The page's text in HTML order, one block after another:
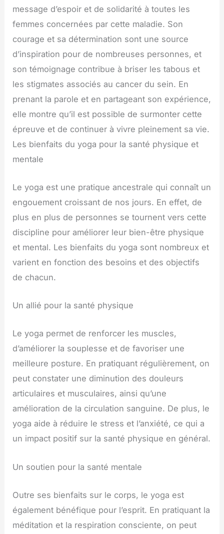
message d’espoir et de solidarité à toutes les
femmes concernées par cette maladie. Son
courage et sa détermination sont une source
d’inspiration pour de nombreuses personnes, et
son témoignage contribue à briser les tabous et
les stigmates associés au cancer du sein. En
prenant la parole et en partageant son expérience,
elle montre qu’il est possible de surmonter cette
épreuve et de continuer à vivre pleinement sa vie.
Les bienfaits du yoga pour la santé physique et
mentale
Le yoga est une pratique ancestrale qui connaît un
engouement croissant de nos jours. En effet, de
plus en plus de personnes se tournent vers cette
discipline pour améliorer leur bien-être physique
et mental. Les bienfaits du yoga sont nombreux et
varient en fonction des besoins et des objectifs
de chacun.
Un allié pour la santé physique
Le yoga permet de renforcer les muscles,
d’améliorer la souplesse et de favoriser une
meilleure posture. En pratiquant régulièrement, on
peut constater une diminution des douleurs
articulaires et musculaires, ainsi qu’une
amélioration de la circulation sanguine. De plus, le
yoga aide à réduire le stress et l’anxiété, ce qui a
un impact positif sur la santé physique en général.
Un soutien pour la santé mentale
Outre ses bienfaits sur le corps, le yoga est
également bénéfique pour l’esprit. En pratiquant la
méditation et la respiration consciente, on peut